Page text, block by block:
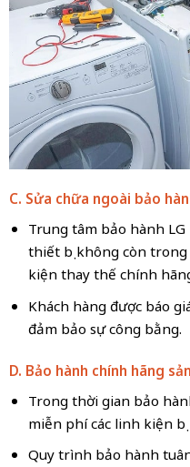
C. Sửa chữa ngoài bảo
Trung tâm bảo hành
thiết bị không còn
kiện thay thế chính
Khách hàng được báo
đảm bảo sự công bằng.
D. Bảo hành chính hãng
Trong thời gian bảo
miễn phí các linh kiện
Quy trình bảo hành